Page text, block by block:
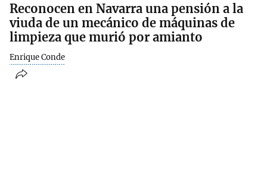
Reconocen en Navarra una pensión a la
viuda de un mecánico de máquinas de
limpieza que murió por amianto
Enrique Conde